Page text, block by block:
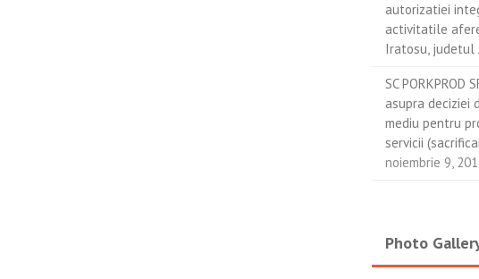
autorizatiei
activitatile
Iratosu, judetul
SC
asupra deciziei
mediu pentru
servicii
noiembrie 9,
Photo